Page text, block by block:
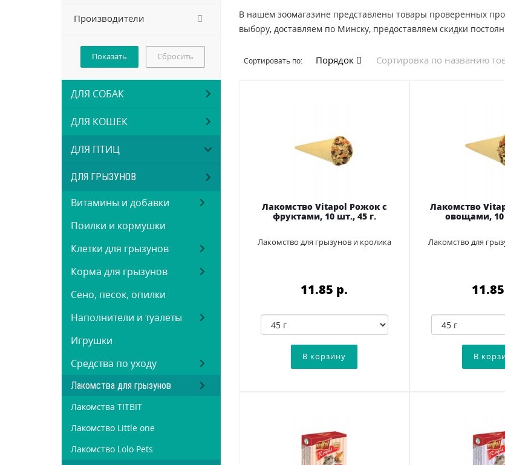
Производители
Vitapol (19)
Сбросить
ДЛЯ СОБАК
ДЛЯ КОШЕК
ДЛЯ ПТИЦ
ДЛЯ ГРЫЗУНОВ
Витамины и добавки
Поилки и кормушки
Клетки для грызунов
Корма для грызунов
Сено, песок, опилки
Наполнители и туалеты
Игрушки
Средства по уходу
Лакомства для грызунов
Лакомства TITBIT
Лакомство Little one
Лакомство Lolo Pets
В нашем зоомагазине представлены товары проверенных
выбору, доставляем по Минску, предоставляем скидки
Сортировать по: Порядок Сортировка по названию
Лакомство Vitapol Рожок с
фруктами, 10 шт., 45 г.
Лакомство для грызунов и кролика
11.85 p.
Лакомство
овощами, 10
Лакомство для